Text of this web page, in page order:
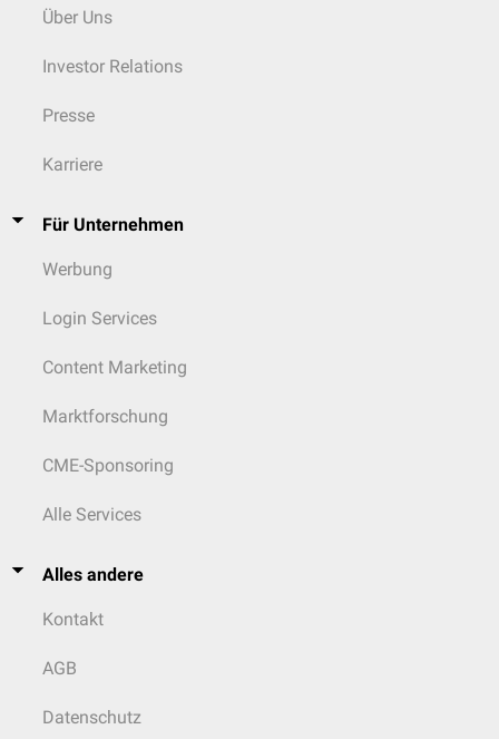
Über Uns
Investor Relations
Presse
Karriere
Für Unternehmen
Werbung
Login Services
Content Marketing
Marktforschung
CME-Sponsoring
Alle Services
Alles andere
Kontakt
AGB
Datenschutz